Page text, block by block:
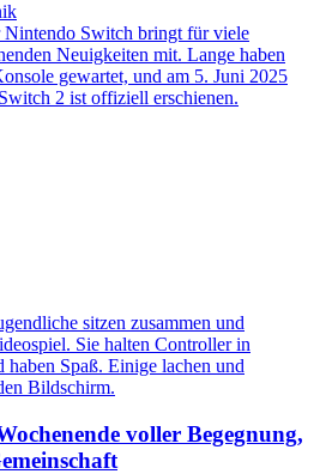
Switch bringt für viele
Neuigkeiten mit. Lange haben
gewartet, und am 5. Juni 2025
2 ist offiziell erschienen.
voller Begegnung,